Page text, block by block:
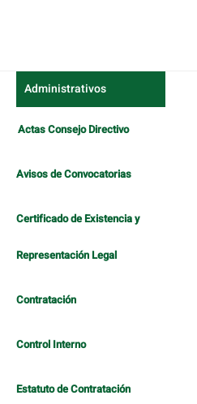
Administrativos
Actas Consejo Directivo
Avisos de Convocatorias
Certificado de Existencia y
Representación Legal
Contratación
Control Interno
Estatuto de Contratación